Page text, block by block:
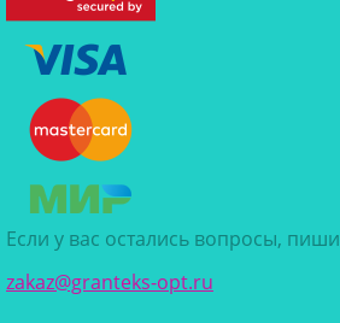
Если у вас остались вопросы,
zakaz@granteks-opt.ru